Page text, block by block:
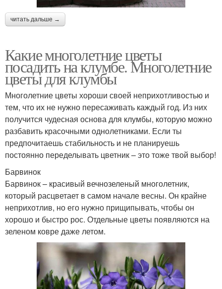
читать дальше →
Какие многолетние цветы
посадить на клумбе. Многолетние
цветы для клумбы
Многолетние цветы хороши своей неприхотливостью и
тем, что их не нужно пересаживать каждый год. Из них
получится чудесная основа для клумбы, которую можно
разбавить красочными однолетниками. Если ты
предпочитаешь стабильность и не планируешь
постоянно переделывать цветник – это тоже твой выбор!
Барвинок
Барвинок – красивый вечнозеленый многолетник,
который расцветает в самом начале весны. Он крайне
неприхотлив, но его нужно прищипывать, чтобы он
хорошо и быстро рос. Отдельные цветы появляются на
зеленом ковре даже летом.